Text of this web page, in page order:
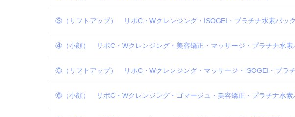
③（リフトアップ） リポC・Wクレンジング・ISOGEI・プラチナ水素パック
④（小顔） リポC・Wクレンジング・美容矯正・マッサージ・プラチナ水素
⑤（リフトアップ） リポC・Wクレンジング・マッサージ・ISOGEI・プラ
⑥（小顔） リポC・Wクレンジング・ゴマージュ・美容矯正・プラチナ水素